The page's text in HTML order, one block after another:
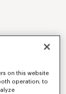
on this website
operation; to